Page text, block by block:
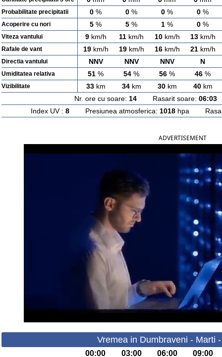
Probabilitate precipitatii 0 % 0 % 0 % 0 %
Acoperire cu nori 5 % 5 % 1 % 0 %
Viteza vantului 9km/h 11 km/h 10km/h 13km/h
Rafale de vant 19km/h 19km/h 16km/h 21km/h
Directia vantului NNV NNV NNV N
Umiditatea relativa 51 % 54 % 56 % 46 %
Vizibilitate 33km 34km 30km 40km
Nr. ore cu soare: 14Rasarit soare: 06:03
Index UV : 8Presiunea atmosferica: 1018hpa
ADVERTISEMENT
Vremea in Dumbraveni - Marti
00:00 03:00 06:00 09:00